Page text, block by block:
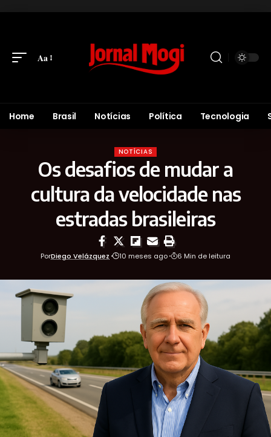
Aa
Home Brasil Notícias Política Tecnologia
NOTÍCIAS
Os desafios de mudar a
cultura da velocidade nas
estradas brasileiras
PorDiego Velázquez 10 meses ago 6 Min de leitura